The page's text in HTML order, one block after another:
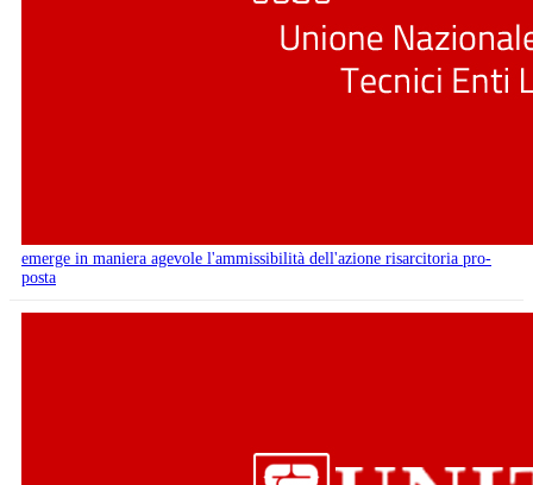
emerge in maniera agevole l'ammissibilità dell'azione risarcitoria pro-
posta